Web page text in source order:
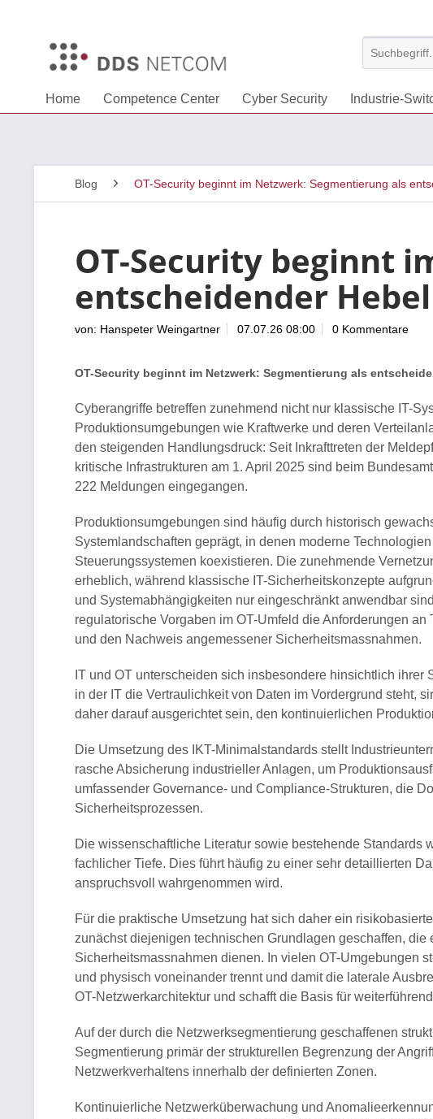
Home Competence Center Cyber Security Industrie-
Blog OT-Security beginnt im Netzwerk: Segmentierung als
OT-Security beginnt
entscheidender Hebel
von: Hanspeter Weingartner 07.07.26 08:00 0 Kommentare
OT-Security beginnt im Netzwerk: Segmentierung als
Cyberangriffe betreffen zunehmend nicht nur klassische IT-
Produktionsumgebungen wie Kraftwerke und deren
den steigenden Handlungsdruck: Seit Inkrafttreten der
kritische Infrastrukturen am 1. April 2025 sind beim
222 Meldungen eingegangen.
Produktionsumgebungen sind häufig durch historisch
Systemlandschaften geprägt, in denen moderne
Steuerungssystemen koexistieren. Die zunehmende
erheblich, während klassische IT-Sicherheitskonzepte
und Systemabhängigkeiten nur eingeschränkt anwendbar
regulatorische Vorgaben im OT-Umfeld die Anforderungen
und den Nachweis angemessener Sicherheitsmassnahmen.
IT und OT unterscheiden sich insbesondere hinsichtlich ihrer
in der IT die Vertraulichkeit von Daten im Vordergrund steht,
daher darauf ausgerichtet sein, den kontinuierlichen
Die Umsetzung des IKT-Minimalstandards stellt
rasche Absicherung industrieller Anlagen, um
umfassender Governance- und Compliance-Strukturen, die
Sicherheitsprozessen.
Die wissenschaftliche Literatur sowie bestehende Standards
fachlicher Tiefe. Dies führt häufig zu einer sehr detaillierten
anspruchsvoll wahrgenommen wird.
Für die praktische Umsetzung hat sich daher ein
zunächst diejenigen technischen Grundlagen geschaffen,
Sicherheitsmassnahmen dienen. In vielen OT-Umgebungen
und physisch voneinander trennt und damit die laterale
OT-Netzwerkarchitektur und schafft die Basis für
Auf der durch die Netzwerksegmentierung geschaffenen
Segmentierung primär der strukturellen Begrenzung der
Netzwerkverhaltens innerhalb der definierten Zonen.
Kontinuierliche Netzwerküberwachung und